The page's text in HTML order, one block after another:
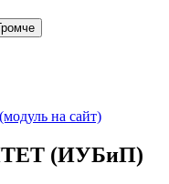
на сайт)
(ИУБиП)